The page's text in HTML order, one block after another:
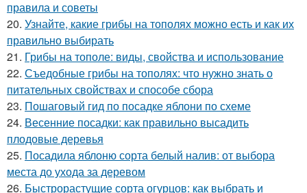
правила и советы
20. Узнайте, какие грибы на тополях можно есть и как их
правильно выбирать
21. Грибы на тополе: виды, свойства и использование
22. Съедобные грибы на тополях: что нужно знать о
питательных свойствах и способе сбора
23. Пошаговый гид по посадке яблони по схеме
24. Весенние посадки: как правильно высадить
плодовые деревья
25. Посадила яблоню сорта белый налив: от выбора
места до ухода за деревом
26. Быстрорастущие сорта огурцов: как выбрать и